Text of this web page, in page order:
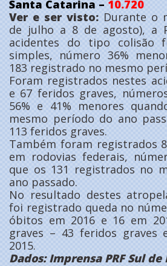
Santa Catarina – 10.720
Ver e ser visto: Durante o
de julho a 8 de agosto), a
acidentes do tipo colisão
simples, número 36%
183 registrado no mesmo
Foram registrados nestes
e 67 feridos graves,
56% e 41% menores
mesmo período do ano
113 feridos graves.
Também foram registrados
em rodovias federais,
que os 131 registrados no
ano passado.
No resultado destes
foi registrado queda no
óbitos em 2016 e 16 em
graves – 43 feridos graves
2015.
Dados: Imprensa PRF Sul de